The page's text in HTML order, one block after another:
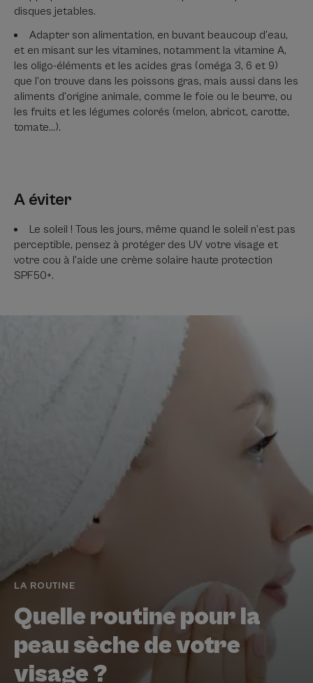
disques jetables.
Adapter son alimentation, en buvant beaucoup d’eau,
et en misant sur les vitamines, notamment la vitamine A,
les oligo-éléments et les acides gras (oméga 3, 6 et 9)
que l’on trouve dans les poissons gras, mais aussi dans les
aliments d'origine animale, comme le foie ou le beurre, ou
les fruits et les légumes colorés (melon, abricot, carotte,
tomate…).
A éviter
Le soleil ! Tous les jours, même quand le soleil n’est pas
perceptible, pensez à protéger des UV votre visage et
votre cou à l’aide une crème solaire haute protection
SPF50+.
LA ROUTINE
Quelle routine pour la
peau sèche de votre
visage ?